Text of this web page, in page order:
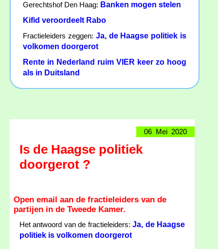
Gerechtshof Den Haag: Banken mogen stelen
Kifid veroordeelt Rabo
Fractieleiders zeggen: Ja, de Haagse politiek is
volkomen doorgerot
Rente in Nederland ruim VIER keer zo hoog
als in Duitsland
06 Mei 2020
Is de Haagse politiek
doorgerot ?
Open email aan de fractieleiders van de
partijen in de Tweede Kamer.
Het antwoord van de fractieleiders:Ja, de Haagse
politiek is volkomen doorgerot